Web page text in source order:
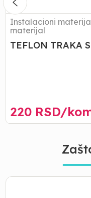
Instalacioni
materijal
TEFLON TRAKA
220 RSD/